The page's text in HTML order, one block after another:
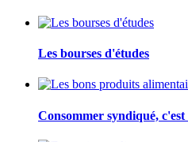
Les bourses d'études
Consommer syndiqué, c'est